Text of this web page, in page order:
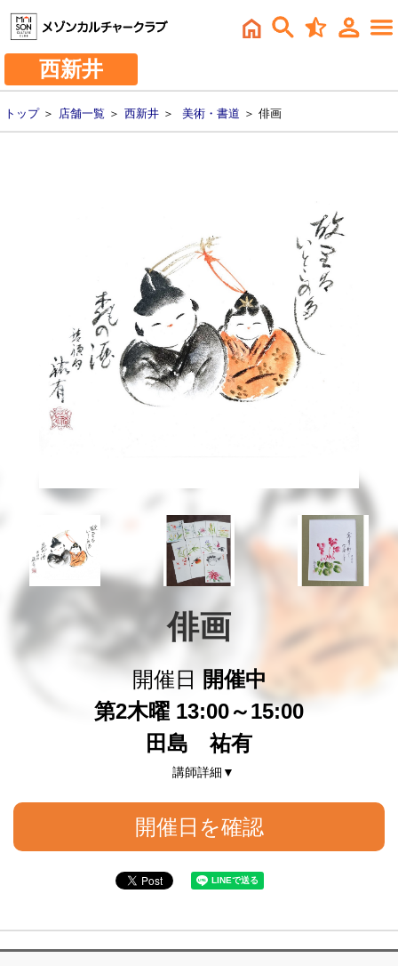
西新井
トップ＞ 店舗一覧 ＞ 西新井 ＞ 美術・書道 ＞ 俳画
俳画
開催日
開催中
第2木曜 13:00～15:00
田島 祐有
講師詳細▼
開催日を確認